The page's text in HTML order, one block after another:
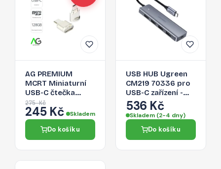
AG PREMIUM
MCRT Miniaturní
USB-C čtečka
Micro SD karet,
zlatá
275 Kč
245 Kč Skladem
Do košíku
USB HUB Ugreen
CM219 70336 pro
USB-C zařízení -
šedá
536 Kč
Skladem (2-4 dny)
Do košíku